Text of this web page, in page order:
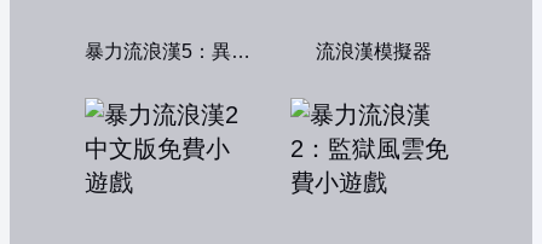
暴力流浪漢5：異形獵殺 流浪漢模擬器